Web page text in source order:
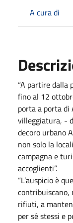
A cura di
“A partire dalla
fino al 12
porta a porta di
villeggiatura, -
decoro urbano
non solo la
campagna e
accoglienti”.
“L’auspicio è
contribuiscano,
rifiuti, a
per sé stessi e